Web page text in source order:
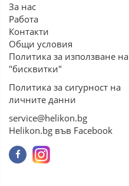
За нас
Работа
Контакти
Общи условия
Политика за използване на
"бисквитки"
Политика за сигурност на
личните данни
service@helikon.bg
Helikon.bg във Facebook